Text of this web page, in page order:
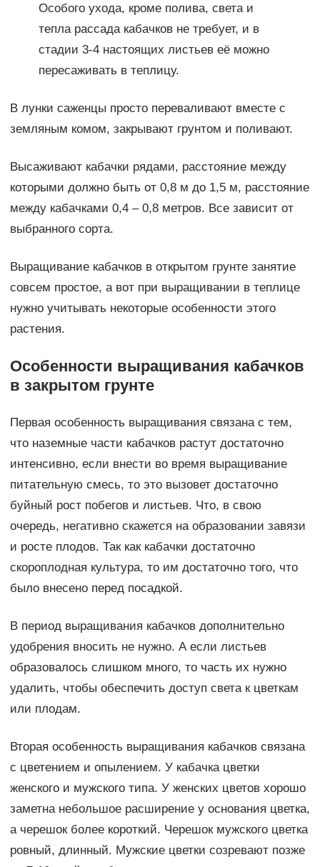
Особого ухода, кроме полива, света и
тепла рассада кабачков не требует, и в
стадии 3-4 настоящих листьев её можно
пересаживать в теплицу.
В лунки саженцы просто переваливают вместе с
земляным комом, закрывают грунтом и поливают.
Высаживают кабачки рядами, расстояние между
которыми должно быть от 0,8 м до 1,5 м, расстояние
между кабачками 0,4 – 0,8 метров. Все зависит от
выбранного сорта.
Выращивание кабачков в открытом грунте занятие
совсем простое, а вот при выращивании в теплице
нужно учитывать некоторые особенности этого
растения.
Особенности выращивания кабачков
в закрытом грунте
Первая особенность выращивания связана с тем,
что наземные части кабачков растут достаточно
интенсивно, если внести во время выращивание
питательную смесь, то это вызовет достаточно
буйный рост побегов и листьев. Что, в свою
очередь, негативно скажется на образовании завязи
и росте плодов. Так как кабачки достаточно
скороплодная культура, то им достаточно того, что
было внесено перед посадкой.
В период выращивания кабачков дополнительно
удобрения вносить не нужно. А если листьев
образовалось слишком много, то часть их нужно
удалить, чтобы обеспечить доступ света к цветкам
или плодам.
Вторая особенность выращивания кабачков связана
с цветением и опылением. У кабачка цветки
женского и мужского типа. У женских цветов хорошо
заметна небольшое расширение у основания цветка,
а черешок более короткий. Черешок мужского цветка
ровный, длинный. Мужские цветки созревают позже